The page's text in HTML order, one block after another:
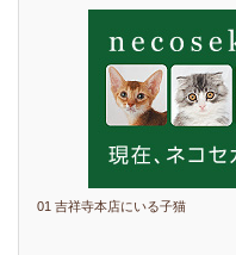
01 吉祥寺本店にいる子猫